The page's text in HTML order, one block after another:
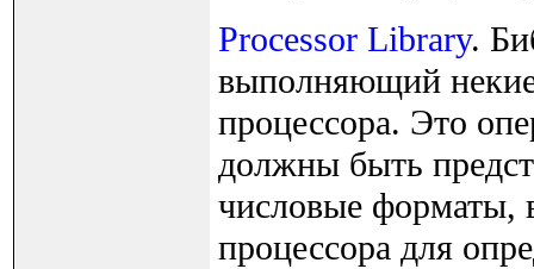
Processor Library.
выполняющий некие
процессора. Это
должны быть
числовые форматы,
процессора для